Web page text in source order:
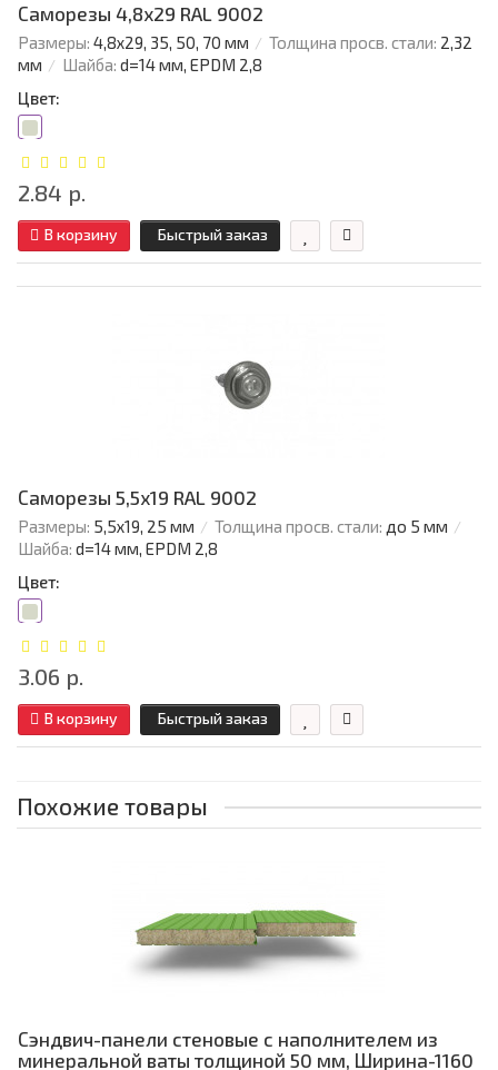
Саморезы 4,8х29 RAL 9002
Размеры: 4,8х29, 35, 50, 70 мм Толщина просв. стали: 2,32
мм
Шайба: d=14 мм, EPDM 2,8
Цвет:
2.84 р.
В корзину Быстрый заказ
Саморезы 5,5х19 RAL 9002
Размеры: 5,5х19, 25 мм Толщина просв. стали: до 5 мм
Шайба: d=14 мм, EPDM 2,8
Цвет:
3.06 р.
В корзину Быстрый заказ
Похожие товары
Сэндвич-панели стеновые с наполнителем из
минеральной ваты толщиной 50 мм, Ширина-1160